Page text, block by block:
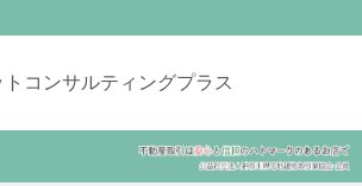
トコンサルティングプラス